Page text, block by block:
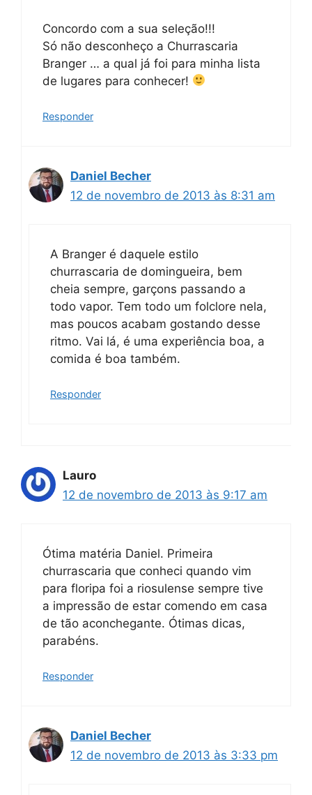
Concordo com a sua seleção!!!
Só não desconheço a Churrascaria
Branger … a qual já foi para minha lista
de lugares para conhecer!
Responder
Daniel Becher
12 de novembro de 2013 às 8:31 am
A Branger é daquele estilo
churrascaria de domingueira, bem
cheia sempre, garçons passando a
todo vapor. Tem todo um folclore nela,
mas poucos acabam gostando desse
ritmo. Vai lá, é uma experiência boa, a
comida é boa também.
Responder
Lauro
12 de novembro de 2013 às 9:17 am
Ótima matéria Daniel. Primeira
churrascaria que conheci quando vim
para floripa foi a riosulense sempre tive
a impressão de estar comendo em casa
de tão aconchegante. Ótimas dicas,
parabéns.
Responder
Daniel Becher
12 de novembro de 2013 às 3:33 pm